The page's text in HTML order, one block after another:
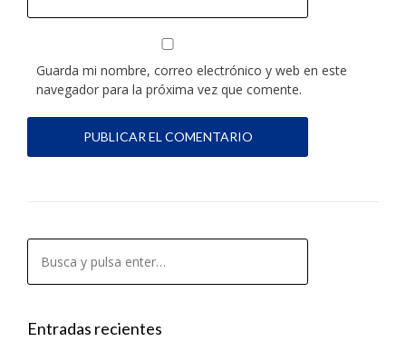
Guarda mi nombre, correo electrónico y web en este
navegador para la próxima vez que comente.
Entradas recientes